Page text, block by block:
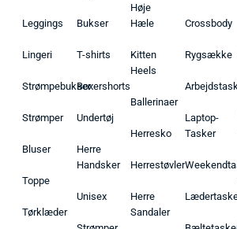
Leggings
Lingeri
Strømpebukser
Strømper
Bluser
Toppe
Tørklæder
Bukser
T-shirts
Boxershorts
Undertøj
Herre
Handsker
Unisex
Høje
Hæle
Kitten
Heels
Ballerinaer
Herresko
Herrestøvler
Herre
Sandaler
Crossbody
Rygsække
Laptop-
Tasker